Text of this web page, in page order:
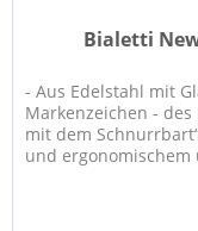
Bialetti
- Aus Edelstahl mit
Markenzeichen -
mit dem
und